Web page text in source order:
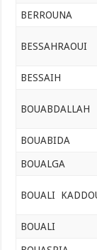
BERROUNA
BESSAHRAOUI
BESSAIH
BOUABDALLAH
BOUABIDA
BOUALGA
BOUALI
BOUALI